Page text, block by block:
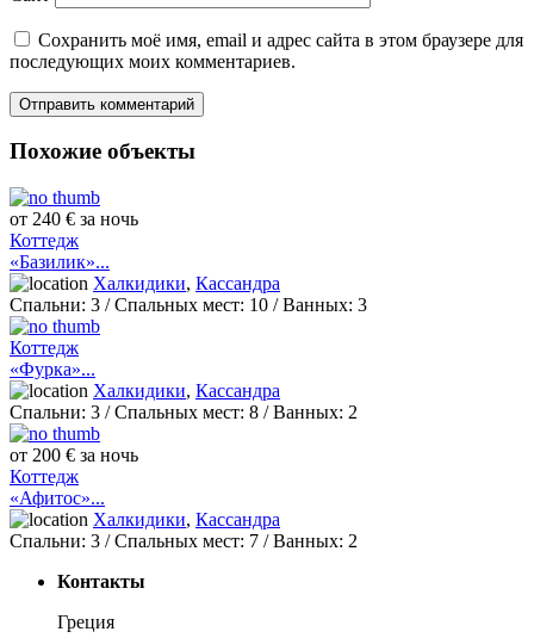
Сохранить моё имя, email и адрес сайта в этом браузере для
последующих моих комментариев.
Похожие объекты
от 240 € за ночь
Коттедж
«Базилик»...
Халкидики, Кассандра
Спальни: 3 / Спальных мест: 10 /Ванных: 3
Коттедж
«Фурка»...
Халкидики, Кассандра
Спальни: 3 / Спальных мест: 8 /Ванных: 2
от 200 € за ночь
Коттедж
«Афитос»...
Халкидики, Кассандра
Спальни: 3 / Спальных мест: 7 /Ванных: 2
Контакты
Греция